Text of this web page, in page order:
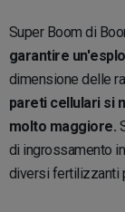
Super Boom di
garantire
dimensione delle
pareti cellulari si
molto maggiore.
di ingrossamento in
diversi fertilizzanti